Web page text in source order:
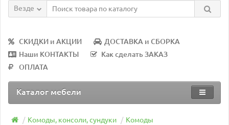
Везде
СКИДКИ и АКЦИИ
ДОСТАВКА и СБОРКА
Наши КОНТАКТЫ
Как сделать ЗАКАЗ
ОПЛАТА
Каталог мебели
Комоды, консоли, сундуки
Комоды